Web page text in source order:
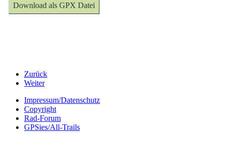
Download als GPX Datei
Zurück
Weiter
Impressum/Datenschutz
Copyright
Rad-Forum
GPSies/All-Trails